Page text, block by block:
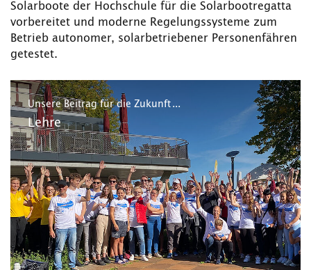
Solarboote der Hochschule für die Solarbootregatta
vorbereitet und moderne Regelungssysteme zum
Betrieb autonomer, solarbetriebener Personenfähren
getestet.
Unsere Beitrag für die Zukunft ...
Lehre